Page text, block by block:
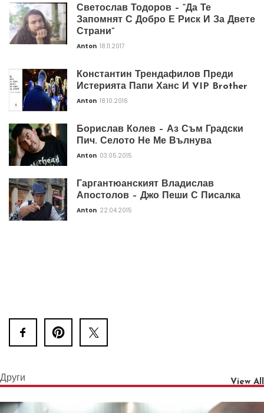
Светослав Тодоров – “Да Те
Запомнят С Добро Е Риск И За Двете
Страни”
Anton 18.11.2017
Константин Трендафилов Преди
Истерията Папи Ханс И VIP Brother
Anton 18.10.2016
Борислав Колев – Аз Съм Градски
Пич. Селото Не Ме Вълнува
Anton 03.05.2015
Гаргантюанският Владислав
Апостолов – Джо Пеши С Писалка
Anton 22.04.2015
Други View All